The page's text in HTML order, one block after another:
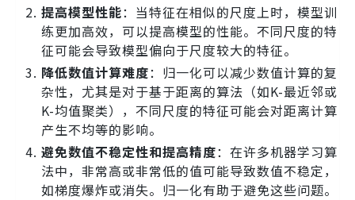
提高模型性能：当特征在相似的尺度上时，模型训
练更加高效，可以提高模型的性能。不同尺度的特
征可能会导致模型偏向于尺度较大的特征。
降低数值计算难度：归一化可以减少数值计算的复
杂性，尤其是对于基于距离的算法（如K-最近邻或
K-均值聚类），不同尺度的特征可能会对距离计算
产生不均等的影响。
避免数值不稳定性和提高精度：在许多机器学习算
法中，非常高或非常低的值可能导致数值不稳定，
如梯度爆炸或消失。归一化有助于避免这些问题。